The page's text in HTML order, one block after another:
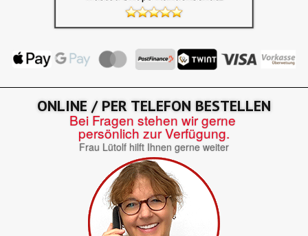
ONLINE / PER TELEFON BESTELLEN
Bei Fragen stehen wir gerne
persönlich zur Verfügung.
Frau Lütolf hilft Ihnen gerne weiter